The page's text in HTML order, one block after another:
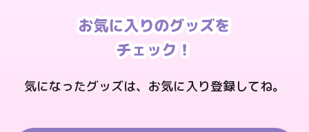
気になったグッズは、お気に入り登録してね。